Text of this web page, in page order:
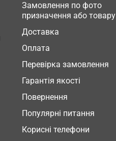
Замовлення по фото
призначення або товару
Доставка
Оплата
Перевірка замовлення
Гарантія якості
Повернення
Популярні питання
Корисні телефони